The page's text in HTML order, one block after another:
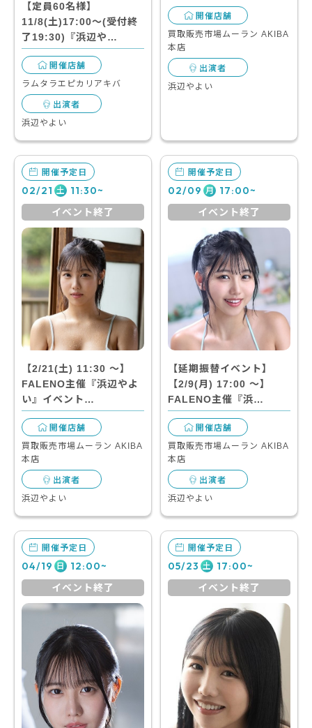
【定員60名様】
11/8(土)17:00～(受付終
了19:30)『浜辺や…
開催店舗
ラムタラエピカリアキバ
出演者
浜辺やよい
開催店舗
買取販売市場ムーラン AKIBA
本店
出演者
浜辺やよい
開催予定日
02/21 土 11:30~
イベント終了
【2/21(土) 11:30 〜】
FALENO主催『浜辺やよ
い』イベント…
開催店舗
買取販売市場ムーラン AKIBA
本店
出演者
浜辺やよい
開催予定日
02/09 月 17:00~
イベント終了
【延期振替イベント】
【2/9(月) 17:00 〜】
FALENO主催『浜…
開催店舗
買取販売市場ムーラン AKIBA
本店
出演者
浜辺やよい
開催予定日
04/19 日 12:00~
イベント終了
開催予定日
05/23 土 17:00~
イベント終了